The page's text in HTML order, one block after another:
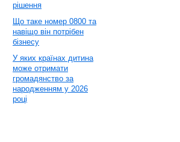
рішення
Що таке номер 0800 та
навіщо він потрібен
бізнесу
У яких країнах дитина
може отримати
громадянство за
народженням у 2026
році